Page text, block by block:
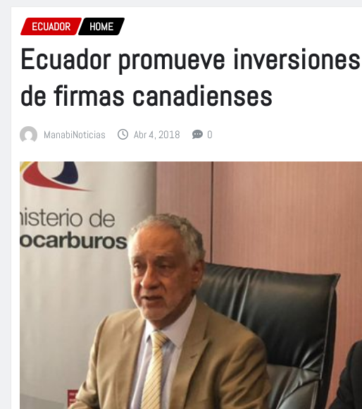
ECUADOR HOME
Ecuador promueve
de firmas canadienses
ManabiNoticias Abr 4, 2018 0